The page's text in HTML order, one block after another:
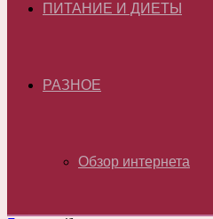
ПИТАНИЕ И ДИЕТЫ
РАЗНОЕ
Обзор интернета